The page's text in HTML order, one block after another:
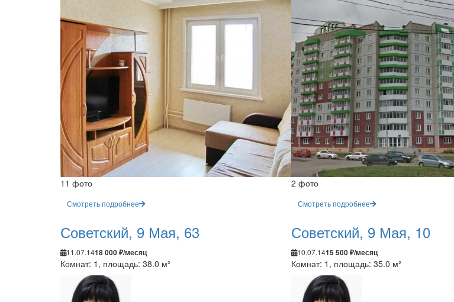
11 фото
Смотреть подробнее
Советский, 9 Мая, 63
11.07.1418 000 ₽/месяц
Комнат: 1, площадь: 38.0 м²
2 фото
Смотреть подробнее
Советский, 9 Мая, 10
10.07.1415 500 ₽/месяц
Комнат: 1, площадь: 35.0 м²